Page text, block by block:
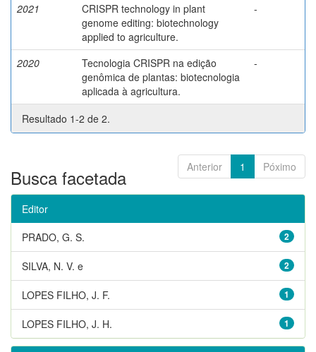
2021
CRISPR technology in plant
genome editing: biotechnology
applied to agriculture.
-
2020
Tecnologia CRISPR na edição
genômica de plantas: biotecnologia
aplicada à agricultura.
-
Resultado 1-2 de 2.
Anterior 1 Póximo
Busca facetada
Editor
2
PRADO, G. S.
2
SILVA, N. V. e
1
LOPES FILHO, J. F.
1
LOPES FILHO, J. H.